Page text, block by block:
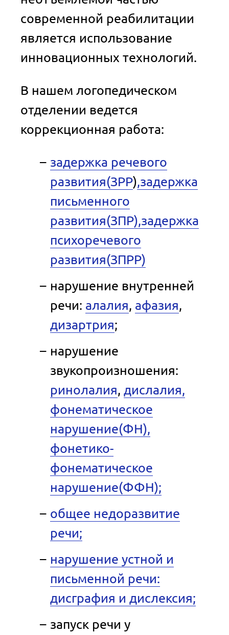
современной реабилитации
является использование
инновационных технологий.
В нашем логопедическом
отделении ведется
коррекционная работа:
задержка речевого
развития(ЗРР),задержка
письменного
развития(ЗПР),задержка
психоречевого
развития(ЗПРР)
нарушение внутренней
речи: алалия, афазия,
дизартрия;
нарушение
звукопроизношения:
ринолалия, дислалия,
фонематическое
нарушение(ФН),
фонетико-
фонематическое
нарушение(ФФН);
общее недоразвитие
речи;
нарушение устной и
письменной речи:
дисграфия и дислексия;
запуск речи у